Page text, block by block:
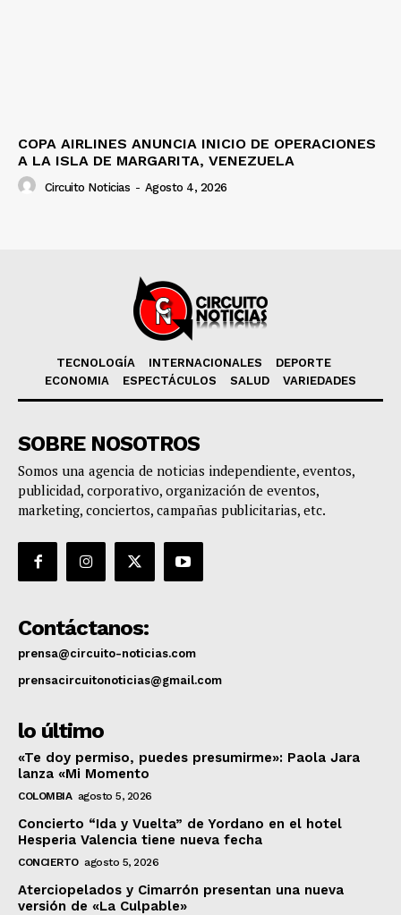
COPA AIRLINES ANUNCIA INICIO DE OPERACIONES
A LA ISLA DE MARGARITA, VENEZUELA
Circuito Noticias - Agosto 4, 2026
TECNOLOGÍA INTERNACIONALES
DEPORTE
ECONOMIA
ESPECTÁCULOS SALUD VARIEDADES
SOBRE NOSOTROS
Somos una agencia de noticias independiente, eventos,
publicidad, corporativo, organización de eventos,
marketing, conciertos, campañas publicitarias, etc.
Contáctanos:
prensa@circuito-noticias.com
prensacircuitonoticias@gmail.com
lo último
«Te doy permiso, puedes presumirme»: Paola Jara
lanza «Mi Momento
COLOMBIA agosto 5, 2026
Concierto “Ida y Vuelta” de Yordano en el hotel
Hesperia Valencia tiene nueva fecha
CONCIERTO agosto 5, 2026
Aterciopelados y Cimarrón presentan una nueva
versión de «La Culpable»